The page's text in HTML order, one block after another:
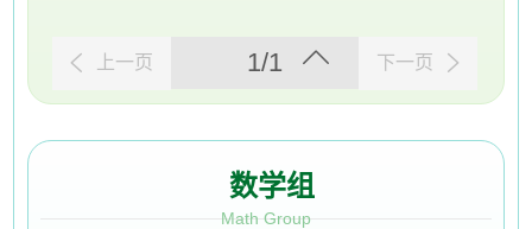
上一页 1/1 下一页
数学组
Math Group